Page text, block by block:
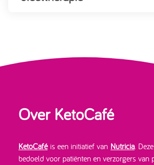
Over KetoCafé
KetoCaféis een initiatief van Nutricia.
bedoeld voor patiënten en verzorgers van